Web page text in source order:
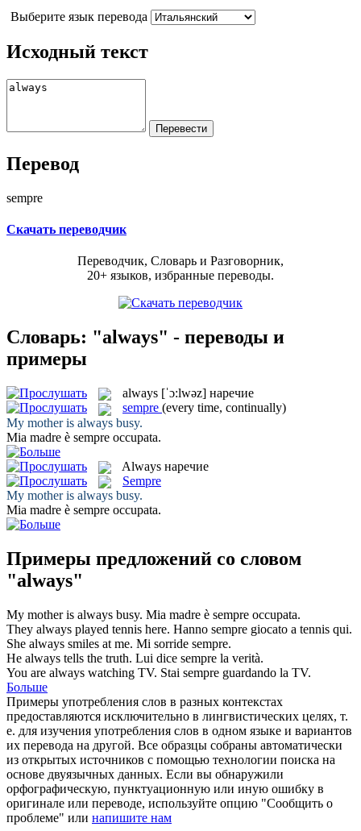
Выберите язык перевода
Исходный текст
Перевод
sempre
Скачать переводчик
Переводчик, Словарь и Разговорник,
20+ языков, избранные переводы.
Словарь: "always" - переводы и
примеры
always [ˈɔ:lwəz] наречие
sempre (every time, continually)
My mother is always busy.
Mia madre è sempre occupata.
Always наречие
Sempre
My mother is always busy.
Mia madre è sempre occupata.
Примеры предложений со словом
"always"
My mother is always busy. Mia madre è sempre occupata.
They always played tennis here. Hanno sempre giocato a tennis qui.
She always smiles at me. Mi sorride sempre.
He always tells the truth. Lui dice sempre la verità.
You are always watching TV. Stai sempre guardando la TV.
Больше
Примеры употребления слов в разных контекстах
предоставляются исключительно в лингвистических целях, т.
е. для изучения употребления слов в одном языке и вариантов
их перевода на другой. Все образцы собраны автоматически
из открытых источников с помощью технологии поиска на
основе двуязычных данных. Если вы обнаружили
орфографическую, пунктуационную или иную ошибку в
оригинале или переводе, используйте опцию "Сообщить о
проблеме" или напишите нам